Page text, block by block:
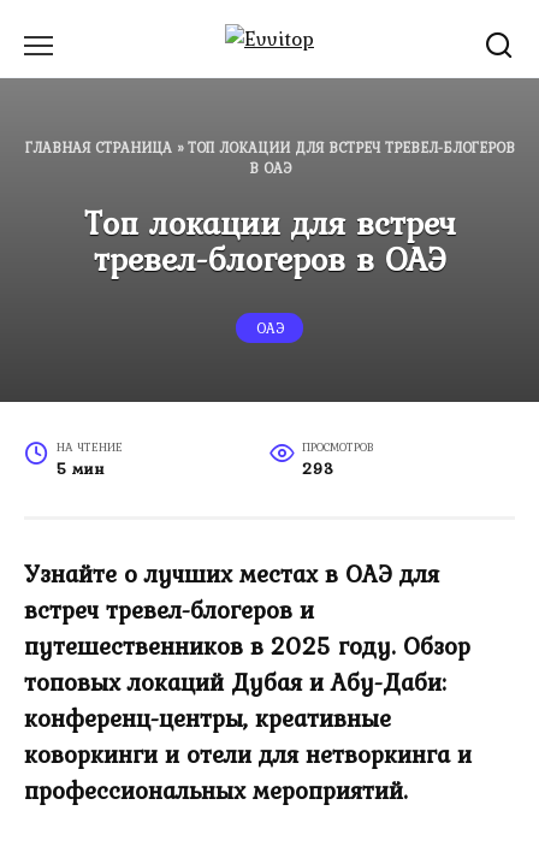
содержанию
ГЛАВНАЯ СТРАНИЦА»ТОП ЛОКАЦИИ ДЛЯ ВСТРЕЧ ТРЕВЕЛ-БЛОГЕРОВ
В ОАЭ
Топ локации для встреч
тревел-блогеров в ОАЭ
ОАЭ
НА ЧТЕНИЕ
5 мин
ПРОСМОТРОВ
293
Узнайте о лучших местах в ОАЭ для
встреч тревел-блогеров и
путешественников в 2025 году. Обзор
топовых локаций Дубая и Абу-Даби:
конференц-центры, креативные
коворкинги и отели для нетворкинга и
профессиональных мероприятий.